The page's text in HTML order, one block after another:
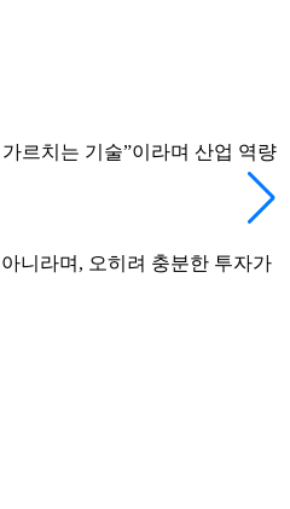
르치는 기술”이라며 산업 역량
니라며, 오히려 충분한 투자가